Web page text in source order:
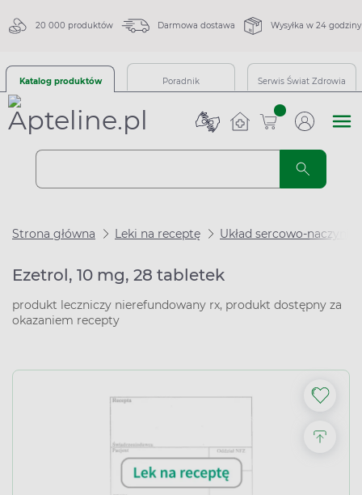
20 000 produktów Darmowa dostawa Wysyłka w 24 godziny
Katalog produktów Poradnik Serwis Świat Zdrowia
sztuk
Strona główna Leki na receptę Układ sercowo-
Ezetrol, 10 mg, 28 tabletek
produkt leczniczy nierefundowany rx, produkt dostępny za
okazaniem recepty